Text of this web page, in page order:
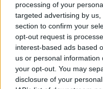
processing of your
targeted advertising by
section to confirm your
opt-out request is
interest-based ads based
us or personal
your opt-out. You may
disclosure of your
Flavie Flament très
avenir incertain
4 juillet 2025